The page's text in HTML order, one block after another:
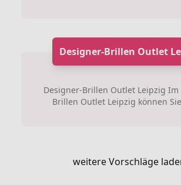
Designer-Brillen Outlet
Designer-Brillen Outlet Leipzig Im
Brillen Outlet Leipzig können
weitere Vorschläge